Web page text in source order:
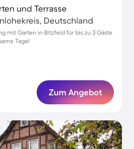
und Terrasse
Deutschland
mit Garten in Bitzfeld für bis zu 3 Gäste
Tage!
Zum Angebot